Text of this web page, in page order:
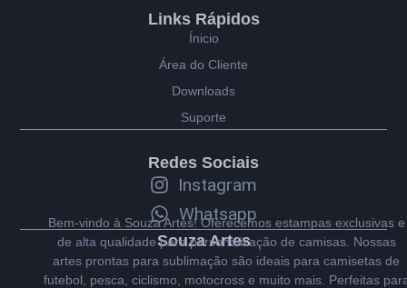
Souza Artes
Bem-vindo à Souza Artes! Oferecemos estampas exclusivas e
de alta qualidade para personalização de camisas. Nossas
artes prontas para sublimação são ideais para camisetas de
futebol, pesca, ciclismo, motocross e muito mais. Perfeitas
Redes Sociais
Instagram
Whatsapp
Links Rápidos
Ínicio
Área do Cliente
Downloads
Suporte